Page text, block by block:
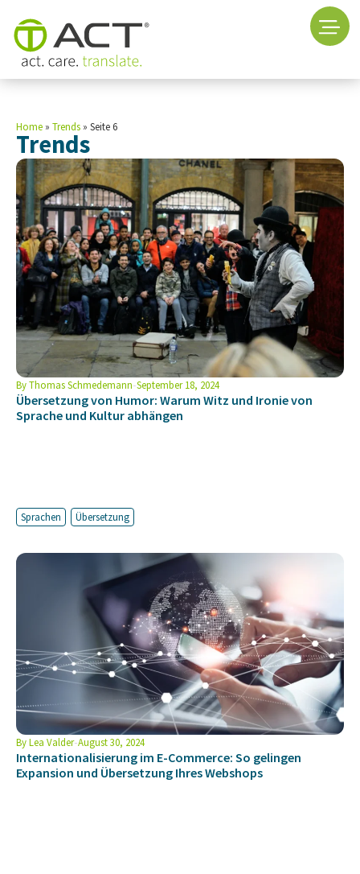
Home » Trends » Seite 6
Trends
ByThomas Schmedemann September 18, 2024
Übersetzung von Humor: Warum Witz und Ironie von
Sprache und Kultur abhängen
Sprachen Übersetzung
ByLea Valder August 30, 2024
Internationalisierung im E-Commerce: So gelingen
Expansion und Übersetzung Ihres Webshops